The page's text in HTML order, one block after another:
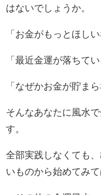
はないでしょうか。
「お金がもっとほしい
「最近金運が落ちて
「なぜかお金が貯まら
そんなあなたに風水
す。
全部実践しなくても
いものから始めてみ